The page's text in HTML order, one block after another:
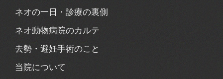
ネオの一日・診療の裏側
ネオ動物病院のカルテ
去勢・避妊手術のこと
当院について